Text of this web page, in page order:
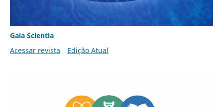
Gaia Scientia
Acessar revista
Edição Atual